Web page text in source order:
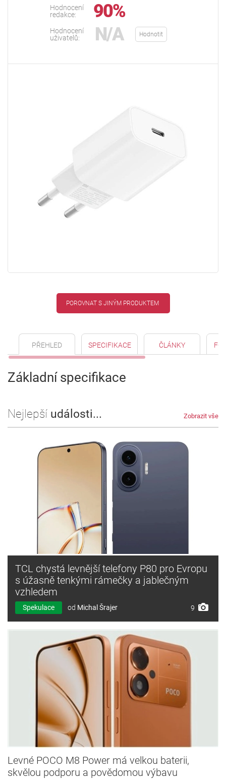
Hodnocení
redakce:
90%
Hodnocení
uživatelů:
N/A Hodnotit
POROVNAT S JINÝM PRODUKTEM
PŘEHLED SPECIFIKACE ČLÁNKY
Základní specifikace
Nejlepší události... Zobrazit vše
TCL chystá levnější telefony P80 pro Evropu
s úžasně tenkými rámečky a jablečným
vzhledem
Spekulace od Michal Šrajer 9
Levné POCO M8 Power má velkou baterii,
skvělou podporu a povědomou výbavu